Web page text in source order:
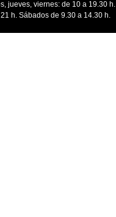
jueves, viernes: de 10 a 19.30 h.
h. Sábados de 9.30 a 14.30 h.